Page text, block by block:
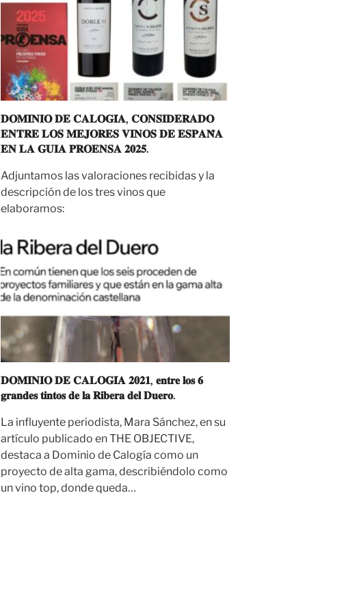
𝐃𝐎𝐌𝐈𝐍𝐈𝐎 𝐃𝐄 𝐂𝐀𝐋𝐎𝐆𝐈́𝐀, 𝐂𝐎𝐍𝐒𝐈𝐃𝐄𝐑𝐀𝐃𝐎
𝐄𝐍𝐓𝐑𝐄 𝐋𝐎𝐒 𝐌𝐄𝐉𝐎𝐑𝐄𝐒 𝐕𝐈𝐍𝐎𝐒 𝐃𝐄 𝐄𝐒𝐏𝐀𝐍̃𝐀
𝐄𝐍 𝐋𝐀 𝐆𝐔𝐈𝐀 𝐏𝐑𝐎𝐄𝐍𝐒𝐀 𝟐𝟎𝟐𝟓.
Adjuntamos las valoraciones recibidas y la
descripción de los tres vinos que
elaboramos:
𝐃𝐎𝐌𝐈𝐍𝐈𝐎 𝐃𝐄 𝐂𝐀𝐋𝐎𝐆𝐈́𝐀 𝟐𝟎𝟐𝟏, 𝐞𝐧𝐭𝐫𝐞 𝐥𝐨𝐬 𝟔
𝐠𝐫𝐚𝐧𝐝𝐞𝐬 𝐭𝐢𝐧𝐭𝐨𝐬 𝐝𝐞 𝐥𝐚 𝐑𝐢𝐛𝐞𝐫𝐚 𝐝𝐞𝐥 𝐃𝐮𝐞𝐫𝐨.
La influyente periodista, Mara Sánchez, en su
artículo publicado en THE OBJECTIVE,
destaca a Dominio de Calogía como un
proyecto de alta gama, describiéndolo como
un vino top, donde queda…